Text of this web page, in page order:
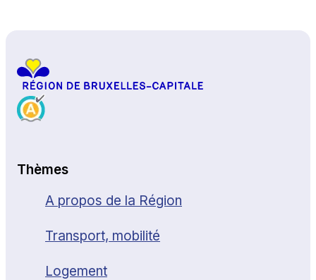
Thèmes
A propos de la Région
Transport, mobilité
Logement